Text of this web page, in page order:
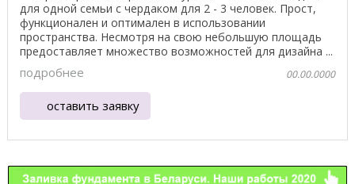
для одной семьи с чердаком для 2 - 3 человек. Прост,
функционален и оптимален в использовании
пространства. Несмотря на свою небольшую площадь
предоставляет множество возможностей для дизайна ...
подробнее 00.00.0000
оставить заявку